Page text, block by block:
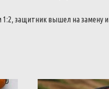
1:2, защитник вышел на замену и